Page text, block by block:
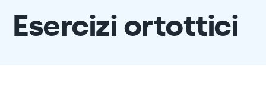
Esercizi ortottici